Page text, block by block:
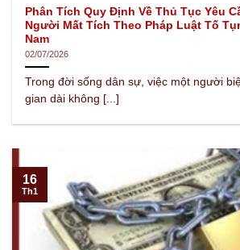
Phân Tích Quy Định Về Thủ Tục Yêu
Người Mất Tích Theo Pháp Luật Tố
Nam
02/07/2026
Trong đời sống dân sự, việc một người
gian dài không [...]
16
Th1